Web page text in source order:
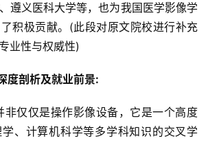
遵义医科大学等，也为我国医学影像学
积极贡献。(此段对原文院校进行补充
业性与权威性)
度剖析及就业前景:
、计算机科学等多学科知识的交叉学